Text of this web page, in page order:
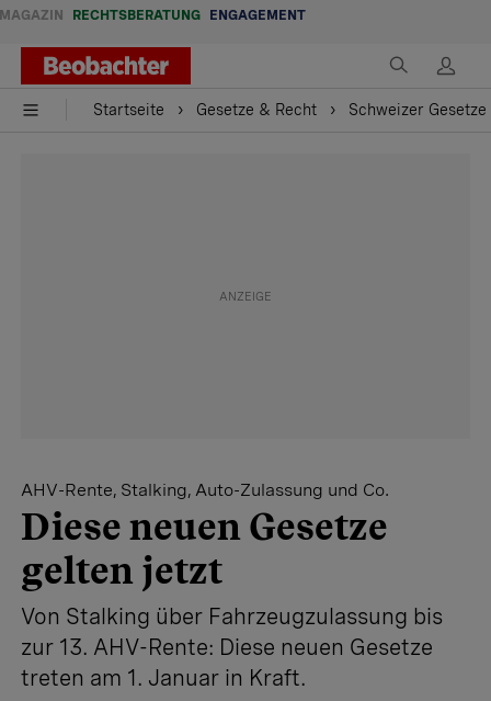
MAGAZIN RECHTSBERATUNG ENGAGEMENT
Startseite Gesetze & Recht Schweizer
AHV-Rente, Stalking, Auto-Zulassung und Co.
Diese neuen Gesetze
gelten jetzt
Von Stalking über Fahrzeugzulassung bis
zur 13. AHV-Rente: Diese neuen Gesetze
treten am 1. Januar in Kraft.